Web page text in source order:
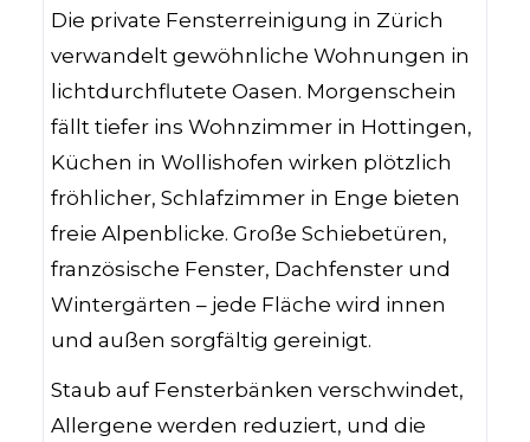
Die private Fensterreinigung in Zürich
verwandelt gewöhnliche Wohnungen in
lichtdurchflutete Oasen. Morgenschein
fällt tiefer ins Wohnzimmer in Hottingen,
Küchen in Wollishofen wirken plötzlich
fröhlicher, Schlafzimmer in Enge bieten
freie Alpenblicke. Große Schiebetüren,
französische Fenster, Dachfenster und
Wintergärten – jede Fläche wird innen
und außen sorgfältig gereinigt.
Staub auf Fensterbänken verschwindet,
Allergene werden reduziert, und die